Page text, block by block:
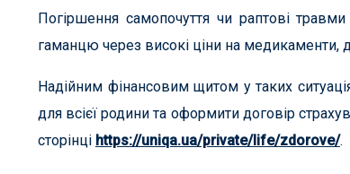
Погіршення самопочуття чи раптові
гаманцю через високі ціни на медикаменти,
Надійним фінансовим щитом у таких
для всієї родини та оформити договір
сторінці https://uniqa.ua/private/life/zdorove/.